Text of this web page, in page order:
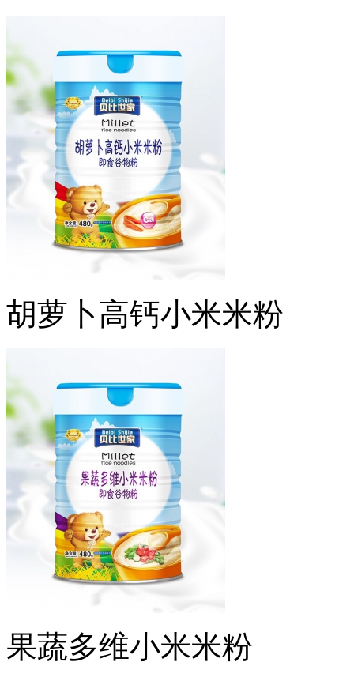
胡萝卜高钙小米米粉
果蔬多维小米米粉